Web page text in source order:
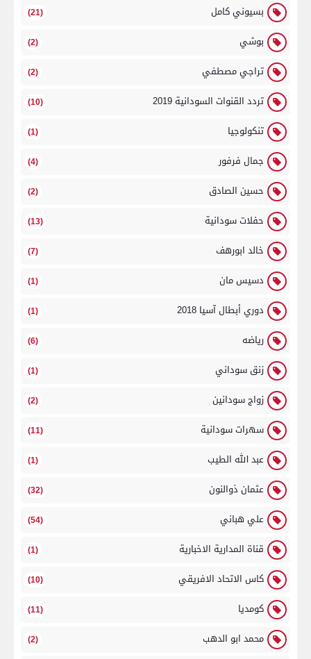
بسيوني كامل (21)
بوشي (2)
تراجي مصطفي (2)
تردد القنوات السودانية 2019 (10)
تنكولوجيا (1)
جمال فرفور (4)
حسين الصادق (2)
حفلات سودانية (13)
خالد ابورهف (7)
دسيس مان (1)
دوري أبطال آسيا 2018 (1)
رياضه (6)
زنق سوداني (1)
زواج سودانين (2)
سهرات سودانية (11)
عبد الله الطيب (1)
عثمان ذوالنون (32)
علي هباني (54)
قناة المدارية الاخبارية (1)
كاس الاتحاد الافريقي (10)
كومديا (11)
محمد ابو الدهب (2)